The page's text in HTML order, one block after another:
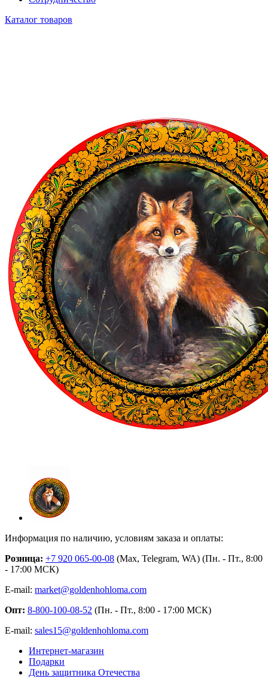
Каталог товаров
Информация по наличию, условиям заказа и оплаты:
Розница: +7 920 065-00-08 (Max, Telegram, WA) (Пн. - Пт., 8:00
- 17:00 МСК)
E-mail: market@goldenhohloma.com
Опт: 8-800-100-08-52 (Пн. - Пт., 8:00 - 17:00 МСК)
E-mail: sales15@goldenhohloma.com
Интернет-магазин
Подарки
День защитника Отечества